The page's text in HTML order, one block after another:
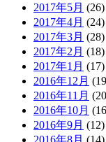
2017年5月 (26)
2017年4月 (24)
2017年3月 (28)
2017年2月 (18)
2017年1月 (17)
2016年12月
2016年11月
2016年10月
2016年9月 (12)